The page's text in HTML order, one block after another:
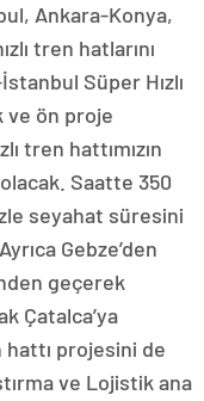
Ankara-Konya,
tren hatlarını
Süper Hızlı
ve ön proje
tren hattımızın
Saatte 350
seyahat süresini
Gebze’den
geçerek
Çatalca’ya
hattı projesini de
ve Lojistik ana